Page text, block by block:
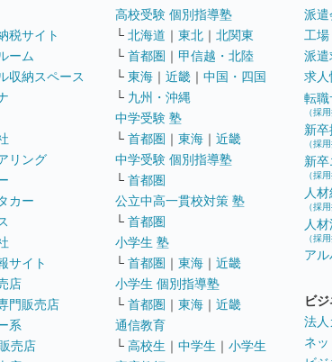
税サイト
ーム
収納スペース
リング
カー
サイト
店
門販売店
系
売店
高校受験 個別指導塾
└ 北海道 ｜ 東北 ｜ 北関東
└ 首都圏 ｜ 甲信越・北陸
└ 東海 ｜ 近畿 ｜ 中国・四国
└ 九州・沖縄
中学受験 塾
└ 首都圏 ｜ 東海 ｜ 近畿
中学受験 個別指導塾
└ 首都圏
公立中高一貫校対策 塾
└ 首都圏
小学生 塾
└ 首都圏 ｜ 東海 ｜ 近畿
小学生 個別指導塾
└ 首都圏 ｜ 東海 ｜ 近畿
通信教育
└ 高校生 ｜ 中学生 ｜ 小学生
派遣
工場
派遣
求人
転職
（採
新卒
（採
新卒
（採
人
（採
人
（採
ア
ビ
法人
ネ